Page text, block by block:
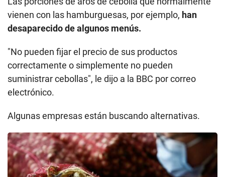
vienen con las hamburguesas, por ejemplo, han
desaparecido de algunos menús.
"No pueden fijar el precio de sus productos
correctamente o simplemente no pueden
suministrar cebollas", le dijo a la BBC por correo
electrónico.
Algunas empresas están buscando alternativas.